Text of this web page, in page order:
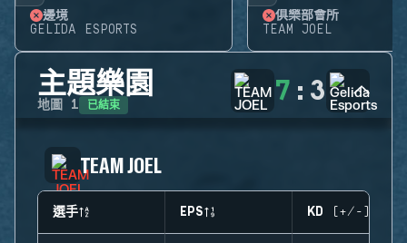
邊境
GELIDA ESPORTS
俱樂部會所
TEAM JOEL
主題樂園
地圖 1 已結束 7 : 3
TEAM JOEL
選手 EPS KD (+/-)